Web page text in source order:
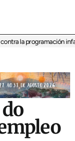
la programación infantil